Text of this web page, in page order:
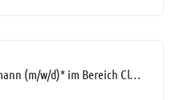
Bankkaufmann (m/w/d)* im Bereich Client Services mit Homeoffice-Option